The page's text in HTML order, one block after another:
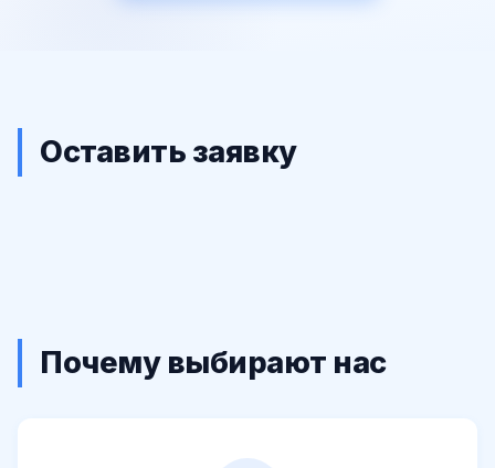
Оставить заявку
Почему выбирают нас